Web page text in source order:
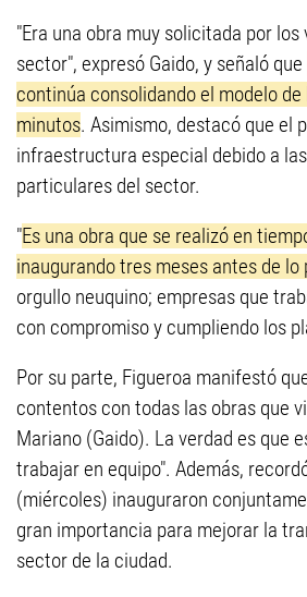
"Era una obra muy solicitada por
sector", expresó Gaido, y señaló que
continúa consolidando el modelo
minutos. Asimismo, destacó que el
infraestructura especial debido a
particulares del sector.
"Es una obra que se realizó en
inaugurando tres meses antes de lo
orgullo neuquino; empresas que
con compromiso y cumpliendo los
Por su parte, Figueroa manifestó
contentos con todas las obras que
Mariano (Gaido). La verdad es que
trabajar en equipo". Además,
(miércoles) inauguraron
gran importancia para mejorar la
sector de la ciudad.